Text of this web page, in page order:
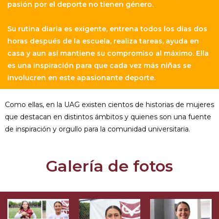
pasión por el deporte no tienen género.
Su rutina diaria es exigente, entrena todos los días dos
horas después de la escuela, realiza tareas, ayuda en
casa y aun así mantiene su compromiso al máximo. Ella
es una inspiración para que cada vez más niñas se
involucren en este apasionante deporte.
Como ellas, en la UAG existen cientos de historias de mujeres
que destacan en distintos ámbitos y quienes son una fuente
de inspiración y orgullo para la comunidad universitaria.
Galería de fotos